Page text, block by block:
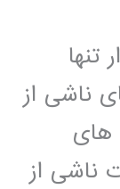
تنھا
ناشی از
ھای
ناشی از